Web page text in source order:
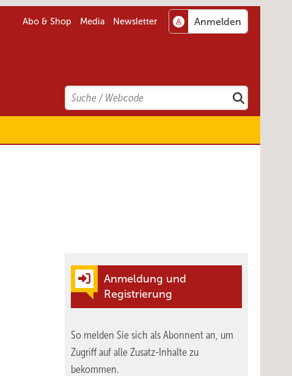
Abo & Shop Media Newsletter
Search
Suchen
Anmeldung und
Registrierung
So melden Sie sich als Abonnent an, um
Zugriff auf alle Zusatz-Inhalte zu
bekommen.